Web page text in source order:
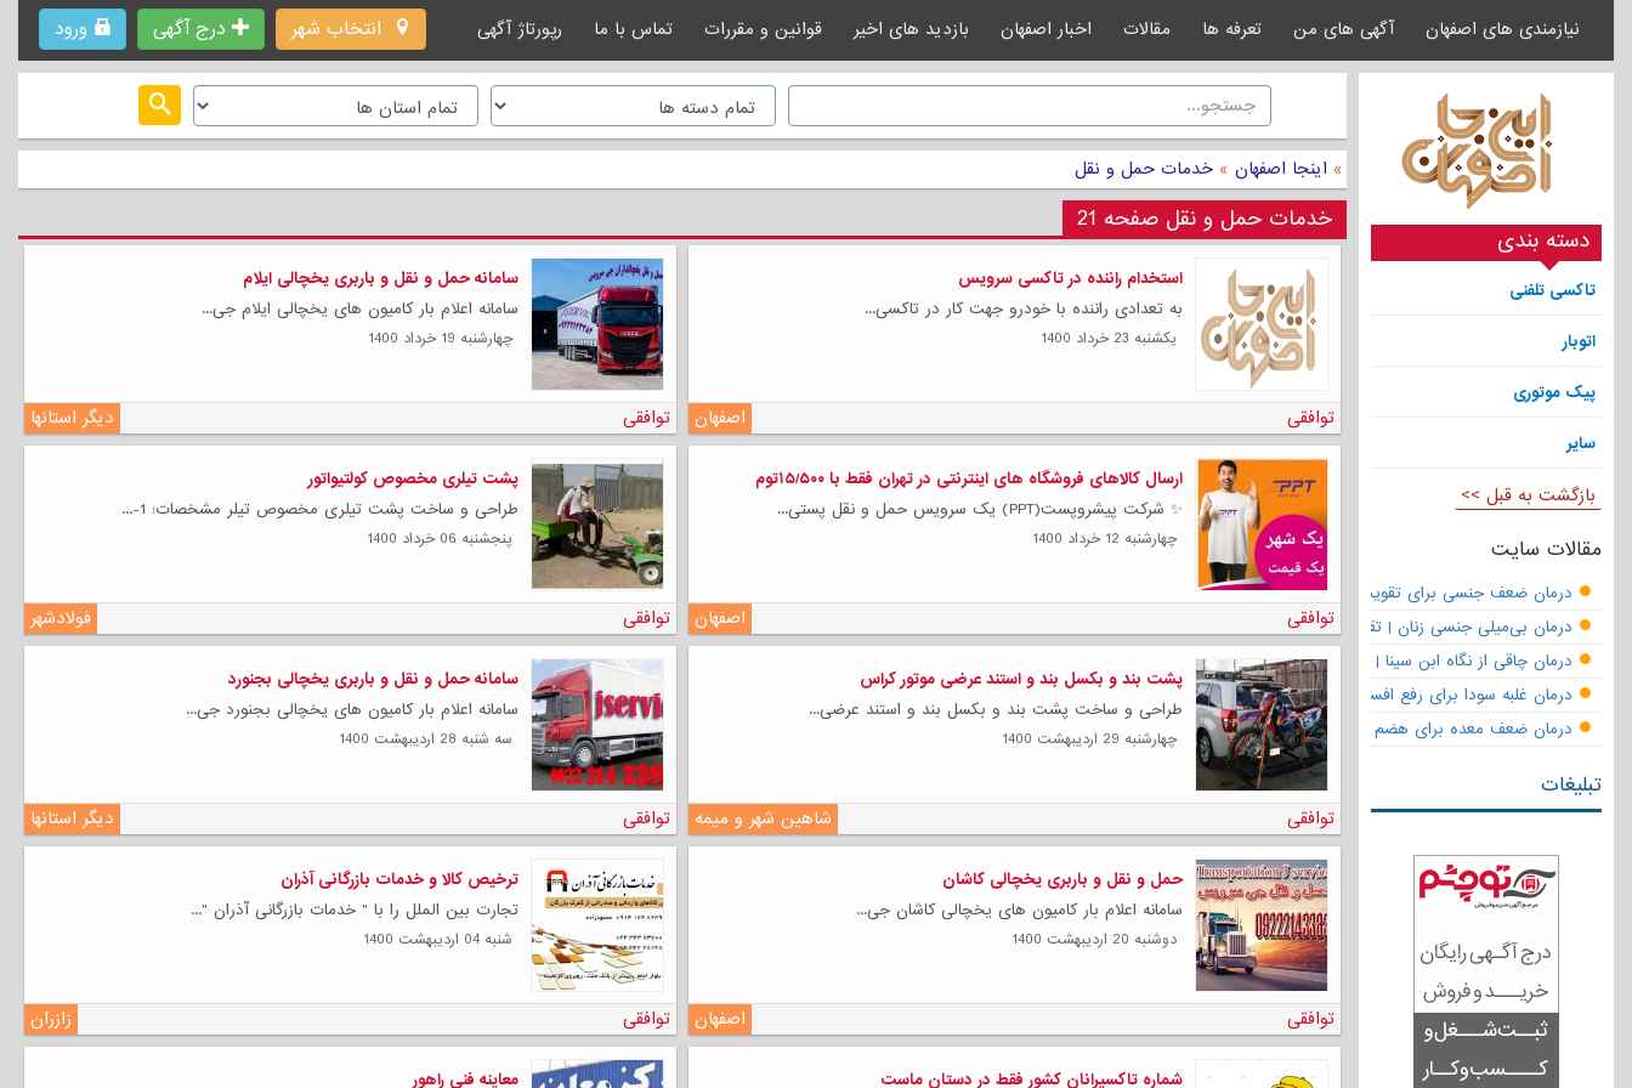
انتخاب شهر درج آگهی ورود نیازمندی های اصفهان آگهی های من تعرفه ها مقالات اخبار اصفهان بازدید های اخیر قوانین و مقررات تماس با ما رپورتاژ آگهی
دسته بندی
تاکسی تلفنی
اتوبار
پیک موتوری
سایر
بازگشت به قبل >>
مقالات سایت
درمان ضعف جنسی برای تقویت قوای مردانه | تقویت نعوظ و رفع زودانزالی
درمان بی‌میلی جنسی زنان | تقویت قوای جنسی و بازگشت لذت
درمان چاقی از نگاه ابن سینا | نسخه حکما برای کاهش وزن طبیعی
درمان غلبه سودا برای رفع افسردگی
درمان ضعف معده برای هضم قوی
تبلیغات
» اینجا اصفهان » خدمات حمل و نقل
خدمات حمل و نقل صفحه 21
استخدام راننده در تاکسی سرویس
به تعدادی راننده با خودرو جهت کار در تاکسی...
يكشنبه 23 خرداد 1400
اصفهان توافقی
سامانه حمل و نقل و باربری یخچالی ایلام
سامانه اعلام بار کامیون های یخچالی ایلام جی...
چهارشنبه 19 خرداد 1400
دیگر استانها توافقی
ارسال کالاهای فروشگاه های اینترنتی در تهران فقط با ۱۵/۵۰۰توم
✨ شرکت پیشروپست(PPT) یک سرویس حمل و نقل پستی...
چهارشنبه 12 خرداد 1400
اصفهان توافقی
پشت تیلری مخصوص کولتیواتور
طراحی و ساخت پشت تیلری مخصوص تیلر مشخصات: 1-...
پنجشنبه 06 خرداد 1400
فولادشهر توافقی
پشت بند و بکسل بند و استند عرضی موتور کراس
طراحی و ساخت پشت بند و بکسل بند و استند عرضی...
چهارشنبه 29 ارديبهشت 1400
شاهین شهر و میمه توافقی
سامانه حمل و نقل و باربری یخچالی بجنورد
سامانه اعلام بار کامیون های یخچالی بجنورد جی...
سه شنبه 28 ارديبهشت 1400
دیگر استانها توافقی
حمل و نقل و باربری یخچالی کاشان
سامانه اعلام بار کامیون های یخچالی کاشان جی...
دوشنبه 20 ارديبهشت 1400
اصفهان توافقی
ترخیص کالا و خدمات بازرگانی آذران
تجارت بین الملل را با " خدمات بازرگانی آذران "...
شنبه 04 ارديبهشت 1400
زازران توافقی
شماره تاکسیرانان کشور فقط در دستان ماست معاینه فنی راهور